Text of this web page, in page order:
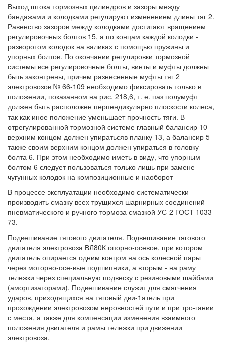
Выход штока тормозных цилиндров и зазоры между
бандажами и колодками регулируют изменением длины тяг 2.
Равенство зазоров между колодками достигают вращением
регулировочных болтов 15, а по концам каждой колодки -
разворотом колодок на валиках с помощью пружины и
упорных болтов. По окончании регулировки тормозной
системы все регулировочные болты, винты и муфты должны
быть законтрены, причем разнесенные муфты тяг 2
электровозов № 66-109 необходимо фиксировать только в
положении, показанном на рис. 218,6, т. е. паз полумуфт
должен быть расположен перпендикулярно плоскости колеса,
так как иное положение уменьшает прочность тяги. В
отрегулированной тормозной системе главный балансир 10
верхним концом должен упиратьсяв планку 13, а балансир 5
также своим верхним концом должен упираться в головку
болта 6. При этом необходимо иметь в виду, что упорным
болтом 6 следует пользоваться только лишь при замене
чугунных колодок на композиционные и наоборот
В процессе эксплуатации необходимо систематически
производить смазку всех трущихся шарнирных соединений
пневматического и ручного тормоза смазкой УС-2 ГОСТ 1033-
73.
Подвешивание тягового двигателя. Подвешивание тягового
двигателя электровоза ВЛ80К опорно-осевое, при котором
двигатель опирается одним концом на ось колесной пары
через моторно-осе-вые подшипники, а вторым - на раму
тележки через специальную подвеску с резиновыми шайбами
(амортизаторами). Подвешивание служит для смягчения
ударов, приходящихся на тяговый дви-1атель при
прохождении электровозом неровностей пути и при тро-гании
с места, а также для компенсации изменения взаимного
положения двигателя и рамы тележки при движении
электровоза.